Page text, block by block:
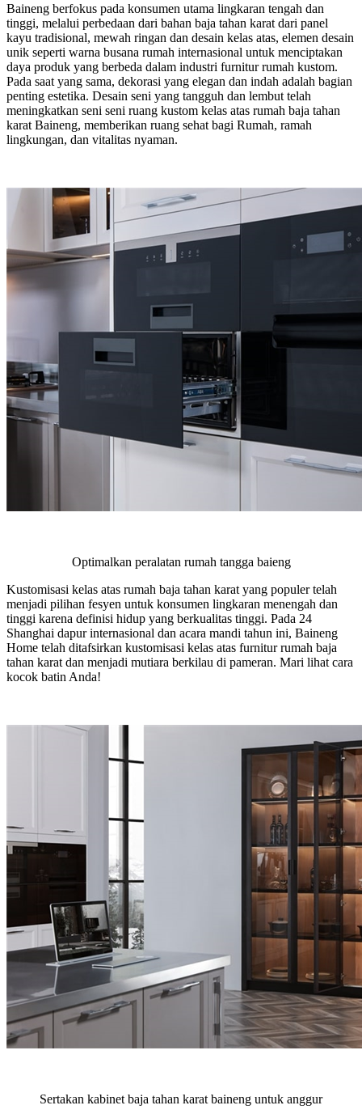
Baineng berfokus pada konsumen utama lingkaran tengah dan
tinggi, melalui perbedaan dari bahan baja tahan karat dari panel
kayu tradisional, mewah ringan dan desain kelas atas, elemen desain
unik seperti warna busana rumah internasional untuk menciptakan
daya produk yang berbeda dalam industri furnitur rumah kustom.
Pada saat yang sama, dekorasi yang elegan dan indah adalah bagian
penting estetika. Desain seni yang tangguh dan lembut telah
meningkatkan seni seni ruang kustom kelas atas rumah baja tahan
karat Baineng, memberikan ruang sehat bagi Rumah, ramah
lingkungan, dan vitalitas nyaman.
Optimalkan peralatan rumah tangga baieng
Kustomisasi kelas atas rumah baja tahan karat yang populer telah
menjadi pilihan fesyen untuk konsumen lingkaran menengah dan
tinggi karena definisi hidup yang berkualitas tinggi. Pada 24
Shanghai dapur internasional dan acara mandi tahun ini, Baineng
Home telah ditafsirkan kustomisasi kelas atas furnitur rumah baja
tahan karat dan menjadi mutiara berkilau di pameran. Mari lihat cara
kocok batin Anda!
Sertakan kabinet baja tahan karat baineng untuk anggur